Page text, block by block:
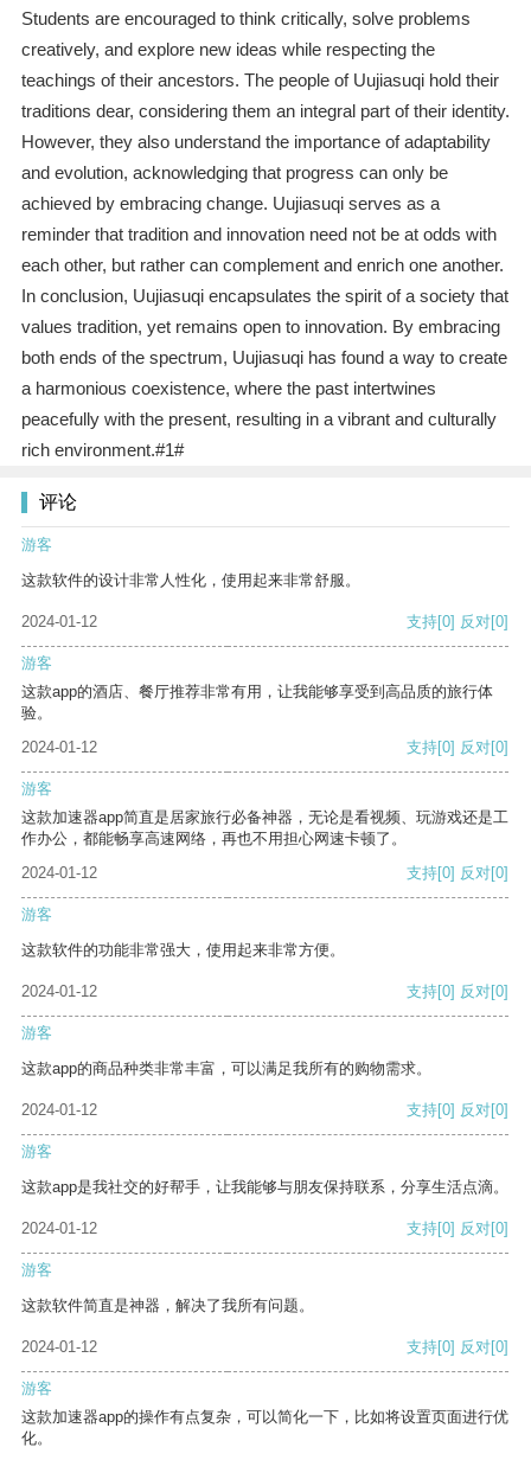
Students are encouraged to think critically, solve problems
creatively, and explore new ideas while respecting the
teachings of their ancestors. The people of Uujiasuqi hold their
traditions dear, considering them an integral part of their identity.
However, they also understand the importance of adaptability
and evolution, acknowledging that progress can only be
achieved by embracing change. Uujiasuqi serves as a
reminder that tradition and innovation need not be at odds with
each other, but rather can complement and enrich one another.
In conclusion, Uujiasuqi encapsulates the spirit of a society that
values tradition, yet remains open to innovation. By embracing
both ends of the spectrum, Uujiasuqi has found a way to create
a harmonious coexistence, where the past intertwines
peacefully with the present, resulting in a vibrant and culturally
rich environment.#1#
评论
游客
这款软件的设计非常人性化，使用起来非常舒服。
2024-01-12 支持[0] 反对[0]
游客
这款app的酒店、餐厅推荐非常有用，让我能够享受到高品质的旅行体
验。
2024-01-12
支持[0] 反对[0]
游客
这款加速器app简直是居家旅行必备神器，无论是看视频、玩游戏还是工
作办公，都能畅享高速网络，再也不用担心网速卡顿了。
2024-01-12
支持[0] 反对[0]
游客
这款软件的功能非常强大，使用起来非常方便。
2024-01-12 支持[0] 反对[0]
游客
这款app的商品种类非常丰富，可以满足我所有的购物需求。
2024-01-12 支持[0] 反对[0]
游客
这款app是我社交的好帮手，让我能够与朋友保持联系，分享生活点滴。
2024-01-12 支持[0] 反对[0]
游客
这款软件简直是神器，解决了我所有问题。
2024-01-12 支持[0] 反对[0]
游客
这款加速器app的操作有点复杂，可以简化一下，比如将设置页面进行优
化。